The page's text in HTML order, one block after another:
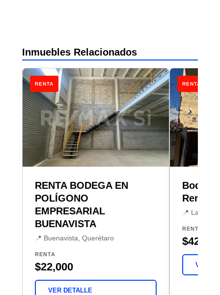
Inmuebles Relacionados
RENTA
RENTA BODEGA EN
POLÍGONO
EMPRESARIAL
BUENAVISTA
📍 Buenavista, Querétaro
RENTA
$22,000
VER DETALLE
RENTA
Renta
📍 La
RENTA
$42,000
VER